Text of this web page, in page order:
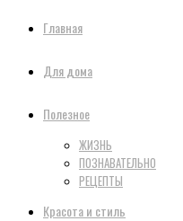
Главная
Для дома
Полезное
ЖИЗНЬ
ПОЗНАВАТЕЛЬНО
РЕЦЕПТЫ
Красота и стиль